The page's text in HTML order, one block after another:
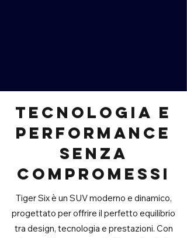
Tecnologia e
performance
senza
compromessi
Tiger Six è un SUV moderno e dinamico,
progettato per offrire il perfetto equilibrio
tra design, tecnologia e prestazioni. Con